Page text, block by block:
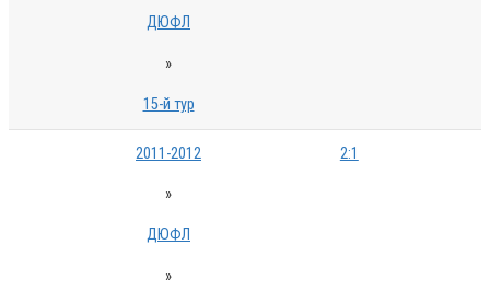
ДЮФЛ
»
15-й тур
2011-2012
»
ДЮФЛ
»
2:1